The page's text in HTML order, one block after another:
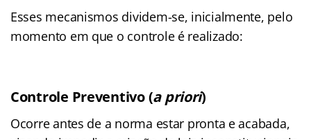
Esses mecanismos dividem-se, inicialmente, pelo
momento em que o controle é realizado:
Controle Preventivo (a priori)
Ocorre antes de a norma estar pronta e acabada,